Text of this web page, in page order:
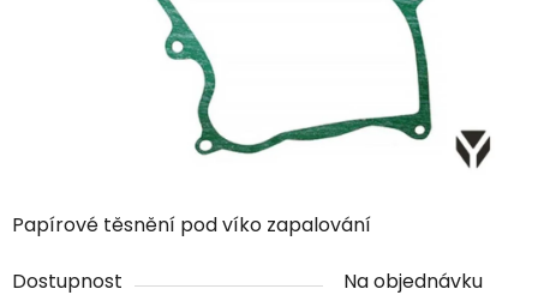
Papírové těsnění pod víko zapalování
Dostupnost
Na objednávku